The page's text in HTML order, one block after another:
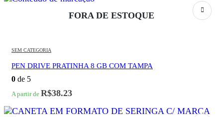
FORA DE ESTOQUE
SEM CATEGORIA
PEN DRIVE PRATINHA 8 GB COM TAMPA
0 de 5
A partir de R$38.23